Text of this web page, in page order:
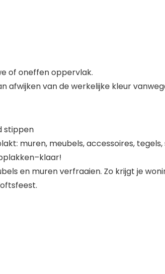
of oneffen oppervlak.
afwijken van de werkelijke kleur
stippen
muren, meubels, accessoires, tegels,
en muren verfraaien. Zo krijgt je